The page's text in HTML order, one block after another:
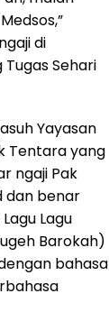
di
Sehari
Yayasan
Tentara yang
ngaji Pak
dan benar
Lagu
Barokah)
bahasa